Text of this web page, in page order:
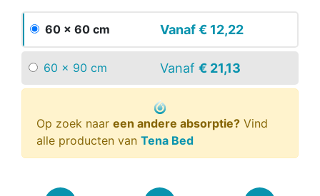
60 x 60 cm Vanaf€ 12,22
60 x 90 cm Vanaf € 21,13
Op zoek naar een andere absorptie? Vind
alle producten van Tena Bed